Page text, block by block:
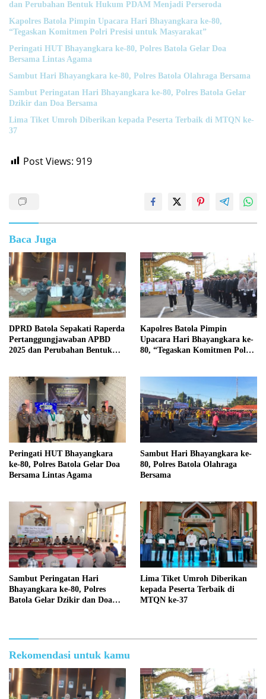
dan Perubahan Bentuk Hukum PDAM Menjadi Perseroda
Kapolres Batola Pimpin Upacara Hari Bhayangkara ke-80,
“Tegaskan Komitmen Polri Presisi untuk Masyarakat”
Peringati HUT Bhayangkara ke-80, Polres Batola Gelar Doa
Bersama Lintas Agama
Sambut Hari Bhayangkara ke-80, Polres Batola Olahraga Bersama
Sambut Peringatan Hari Bhayangkara ke-80, Polres Batola Gelar
Dzikir dan Doa Bersama
Lima Tiket Umroh Diberikan kepada Peserta Terbaik di MTQN ke-
37
Post Views: 919
Baca Juga
DPRD Batola Sepakati Raperda
Pertanggungjawaban APBD
2025 dan Perubahan Bentuk
Kapolres Batola Pimpin
Upacara Hari Bhayangkara ke-
80, “Tegaskan Komitmen Polri
Peringati HUT Bhayangkara
ke-80, Polres Batola Gelar Doa
Bersama Lintas Agama
Sambut Hari Bhayangkara ke-
80, Polres Batola Olahraga
Bersama
Sambut Peringatan Hari
Bhayangkara ke-80, Polres
Batola Gelar Dzikir dan Doa
Lima Tiket Umroh Diberikan
kepada Peserta Terbaik di
MTQN ke-37
Rekomendasi untuk kamu